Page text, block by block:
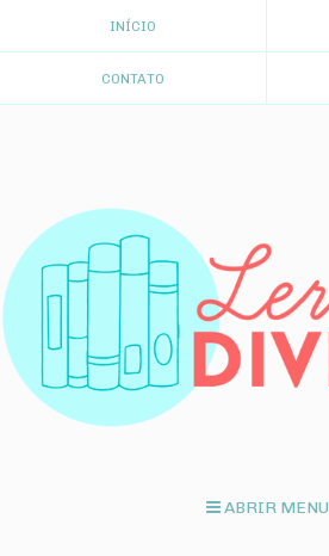
INÍCIO
CONTATO
ABRIR MENU